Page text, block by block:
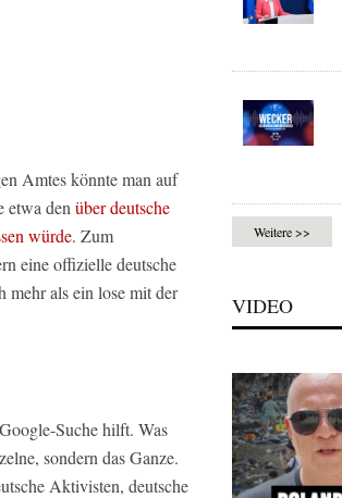
Amtes könnte man auf
etwa den über deutsche
würde. Zum
eine offizielle deutsche
mehr als ein lose mit der
Suche hilft. Was
sondern das Ganze.
Aktivisten, deutsche
Weitere >>
VIDEO